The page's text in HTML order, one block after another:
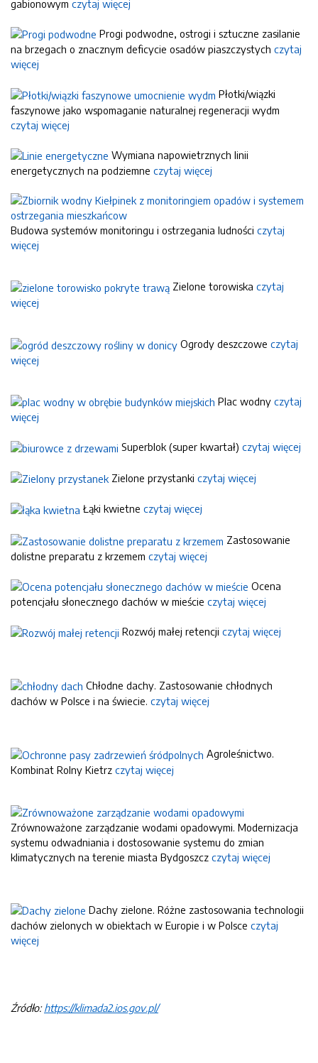
gabionowym czytaj więcej
Progi podwodne, ostrogi i sztuczne zasilanie
na brzegach o znacznym deficycie osadów piaszczystych czytaj
więcej
Płotki/wiązki
faszynowe jako wspomaganie naturalnej regeneracji wydm
czytaj więcej
Wymiana napowietrznych linii
energetycznych na podziemne czytaj więcej
Budowa systemów monitoringu i ostrzegania ludności czytaj
więcej
Zielone torowiska czytaj
więcej
Ogrody deszczowe czytaj
więcej
Plac wodny czytaj
więcej
Superblok (super kwartał) czytaj więcej
Zielone przystanki czytaj więcej
Łąki kwietne czytaj więcej
Zastosowanie
dolistne preparatu z krzemem czytaj więcej
Ocena
potencjału słonecznego dachów w mieście czytaj więcej
Rozwój małej retencji czytaj więcej
Chłodne dachy. Zastosowanie chłodnych
dachów w Polsce i na świecie. czytaj więcej
Agroleśnictwo.
Kombinat Rolny Kietrz czytaj więcej
Zrównoważone zarządzanie wodami opadowymi. Modernizacja
systemu odwadniania i dostosowanie systemu do zmian
klimatycznych na terenie miasta Bydgoszcz czytaj więcej
Dachy zielone. Różne zastosowania technologii
dachów zielonych w obiektach w Europie i w Polsce czytaj
więcej
Źródło:https://klimada2.ios.gov.pl/